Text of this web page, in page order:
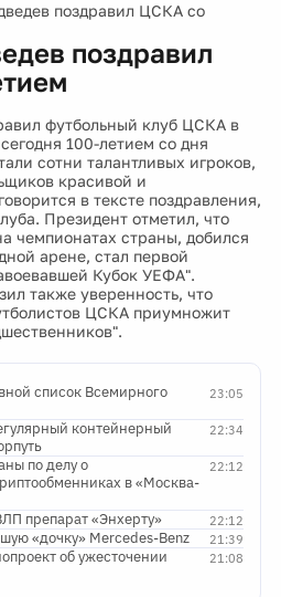
поздравил ЦСКА со
поздравил
футбольный клуб ЦСКА в
100-летием со дня
сотни талантливых игроков,
красивой и
в тексте поздравления,
Президент отметил, что
чемпионатах страны, добился
арене, стал первой
Кубок УЕФА".
также уверенность, что
ЦСКА приумножит
23:05
список Всемирного
22:34
контейнерный
22:12
по делу о
в «Москва-
22:12
препарат «Энхерту»
21:39
«дочку» Mercedes-Benz
21:08
об ужесточении